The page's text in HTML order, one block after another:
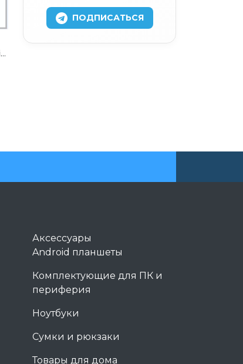
Чехол-накладка WIWU iShield Hard Shell для Macbook Neo 13" пластиковый (матовый прозрачный)
ПОДПИСАТЬСЯ
Аксессуары
Android планшеты
Комплектующие для ПК и
периферия
Ноутбуки
Сумки и рюкзаки
Товары для дома